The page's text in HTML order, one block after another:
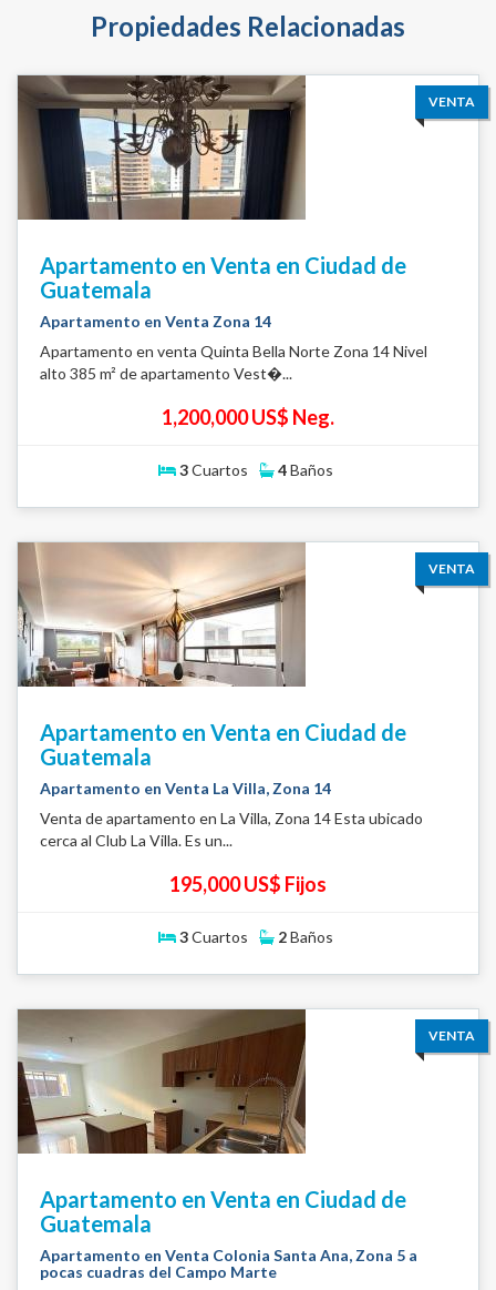
Propiedades Relacionadas
VENTA
Apartamento en Venta en Ciudad de
Guatemala
Apartamento en Venta Zona 14
Apartamento en venta Quinta Bella Norte Zona 14 Nivel
alto 385 m² de apartamento Vest�...
1,200,000 US$ Neg.
3Cuartos 4Baños
VENTA
Apartamento en Venta en Ciudad de
Guatemala
Apartamento en Venta La Villa, Zona 14
Venta de apartamento en La Villa, Zona 14 Esta ubicado
cerca al Club La Villa. Es un...
195,000 US$ Fijos
3Cuartos 2Baños
VENTA
Apartamento en Venta en Ciudad de
Guatemala
Apartamento en Venta Colonia Santa Ana, Zona 5 a
pocas cuadras del Campo Marte